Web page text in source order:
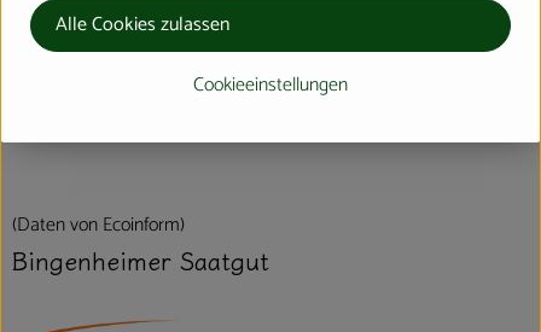
Hersteller: Bingenheimer Saatgut AG
(Daten von Ecoinform)
Bingenheimer Saatgut
Cookieeinstellungen
Alle Cookies zulassen